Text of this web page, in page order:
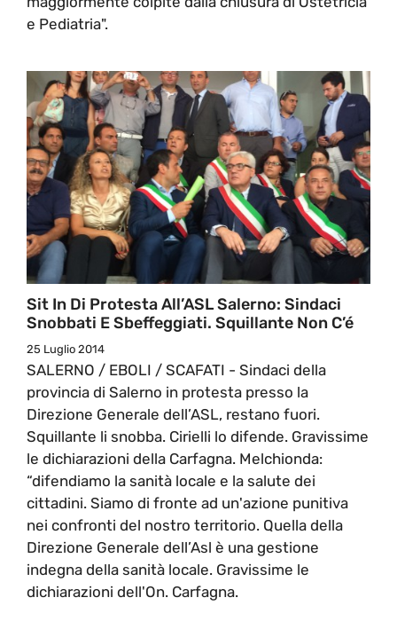
e Pediatria".
Sit In Di Protesta All’ASL Salerno: Sindaci
Snobbati E Sbeffeggiati. Squillante Non C’é
25 Luglio 2014
SALERNO / EBOLI / SCAFATI - Sindaci della
provincia di Salerno in protesta presso la
Direzione Generale dell’ASL, restano fuori.
Squillante li snobba. Cirielli lo difende. Gravissime
le dichiarazioni della Carfagna. Melchionda:
“difendiamo la sanità locale e la salute dei
cittadini. Siamo di fronte ad un'azione punitiva
nei confronti del nostro territorio. Quella della
Direzione Generale dell’Asl è una gestione
indegna della sanità locale. Gravissime le
dichiarazioni dell'On. Carfagna.